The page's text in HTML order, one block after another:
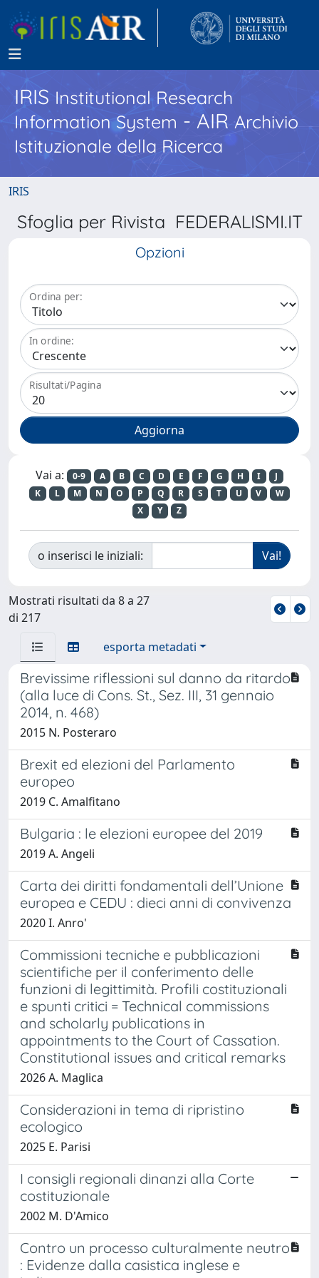
IRISInstitutional Research
Information System - AIR Archivio
Istituzionale della Ricerca
IRIS
Sfoglia per Rivista FEDERALISMI.IT
Opzioni
Ordina per:
In ordine:
Risultati/Pagina
Vai a: 0-9 A B C D E F G H I
J
K
L M N O P Q R S T U V
W
X
Y Z
o inserisci le iniziali:
Mostrati risultati da 8 a 27
di 217
esporta metadati
Brevissime riflessioni sul danno da ritardo
(alla luce di Cons. St., Sez. III, 31 gennaio
2014, n. 468)
2015 N. Posteraro
Brexit ed elezioni del Parlamento
europeo
2019 C. Amalfitano
Bulgaria : le elezioni europee del 2019
2019 A. Angeli
Carta dei diritti fondamentali dell’Unione
europea e CEDU : dieci anni di convivenza
2020 I. Anro'
Commissioni tecniche e pubblicazioni
scientifiche per il conferimento delle
funzioni di legittimità. Profili costituzionali
e spunti critici = Technical commissions
and scholarly publications in
appointments to the Court of Cassation.
Constitutional issues and critical remarks
2026 A. Maglica
Considerazioni in tema di ripristino
ecologico
2025 E. Parisi
I consigli regionali dinanzi alla Corte
costituzionale
2002 M. D'Amico
Contro un processo culturalmente neutro
: Evidenze dalla casistica inglese e